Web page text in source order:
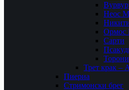
Неос
Ормос
Сарти
Торони
Трет крак –
Пиериа
Стримонски брег